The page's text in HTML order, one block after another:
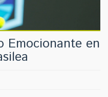
Emocionante en